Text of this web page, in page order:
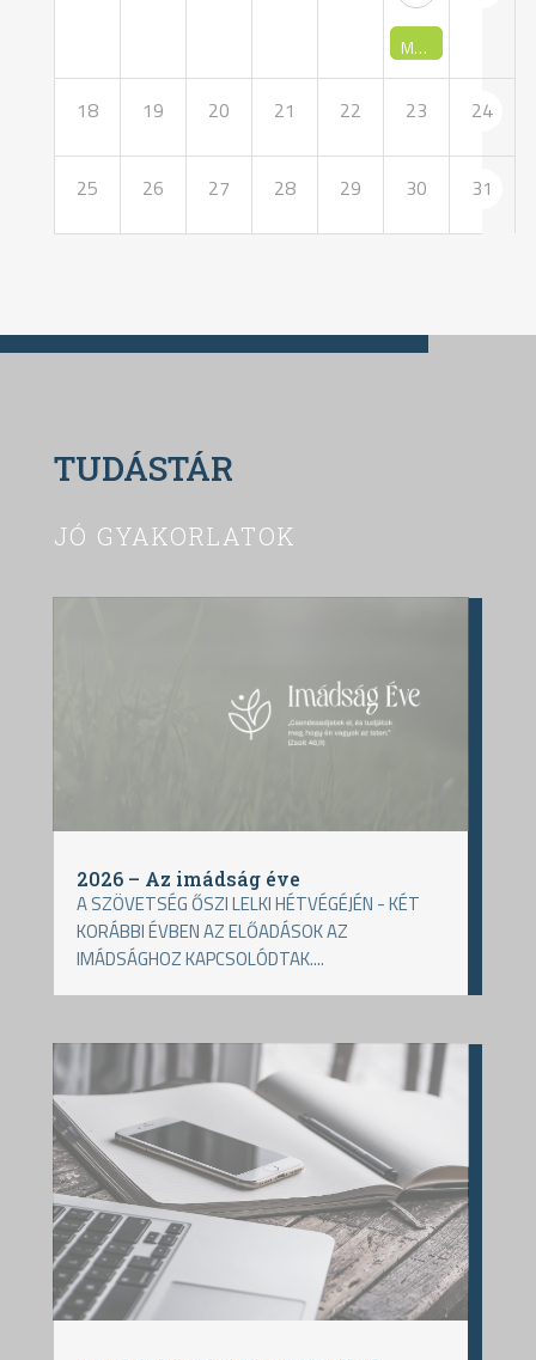
MRPSZ Küldöttgyűlés
18 19 20 21 22 23 24
25 26 27 28 29 30 31
TUDÁSTÁR
JÓ GYAKORLATOK
2026 – Az imádság éve
A SZÖVETSÉG ŐSZI LELKI HÉTVÉGÉJÉN - KÉT
KORÁBBI ÉVBEN AZ ELŐADÁSOK AZ
IMÁDSÁGHOZ KAPCSOLÓDTAK....